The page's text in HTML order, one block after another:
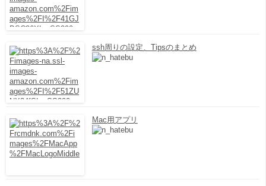
ssh周りの設定、Tipsのまとめ
Mac用アプリ